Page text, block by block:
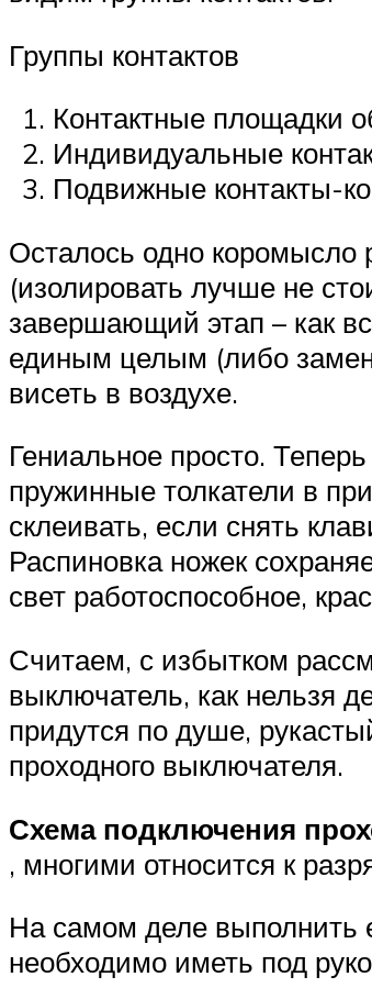
Группы контактов
Контактные площадки
Индивидуальные
Подвижные контакты-
Осталось одно коромысло
(изолировать лучше не
завершающий этап – как
единым целым (либо
висеть в воздухе.
Гениальное просто.
пружинные толкатели в
склеивать, если снять
Распиновка ножек
свет работоспособное,
Считаем, с избытком
выключатель, как нельзя
придутся по душе,
проходного выключателя.
Схема подключения
, многими относится к
На самом деле выполнить
необходимо иметь под